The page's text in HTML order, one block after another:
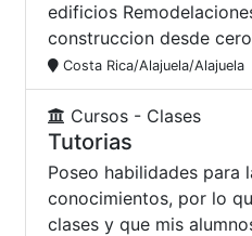
edificios
construccion desde
Costa Rica/Alajuela/Alajuela
Tutorias
Cursos - Clases
Poseo habilidades para
conocimientos, por lo
clases y que mis